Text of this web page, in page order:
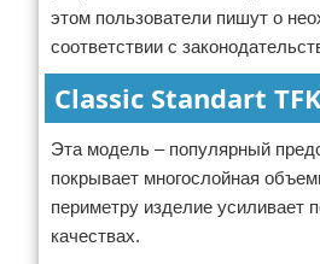
этом пользователи пишут о
соответствии с
Classic Standart
Эта модель – популярный
покрывает многослойная
периметру изделие усиливает
качествах.